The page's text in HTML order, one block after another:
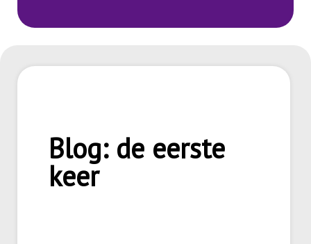
Blog: de eerste
keer